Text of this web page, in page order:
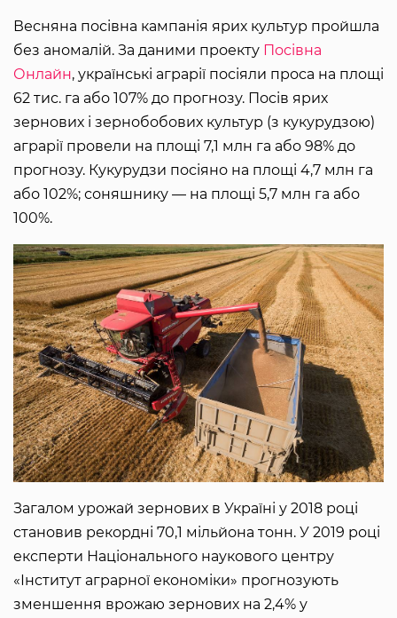
Весняна посівна кампанія ярих культур пройшла
без аномалій. За даними проекту Посівна
Онлайн, українські аграрії посіяли проса на площі
62 тис. га або 107% до прогнозу. Посів ярих
зернових і зернобобових культур (з кукурудзою)
аграрії провели на площі 7,1 млн га або 98% до
прогнозу. Кукурудзи посіяно на площі 4,7 млн ​​га
або 102%; соняшнику — на площі 5,7 млн ​​га або
100%.
Загалом урожай зернових в Україні у 2018 році
становив рекордні 70,1 мільйона тонн. У 2019 році
експерти Національного наукового центру
«Інститут аграрної економіки» прогнозують
зменшення врожаю зернових на 2,4% у